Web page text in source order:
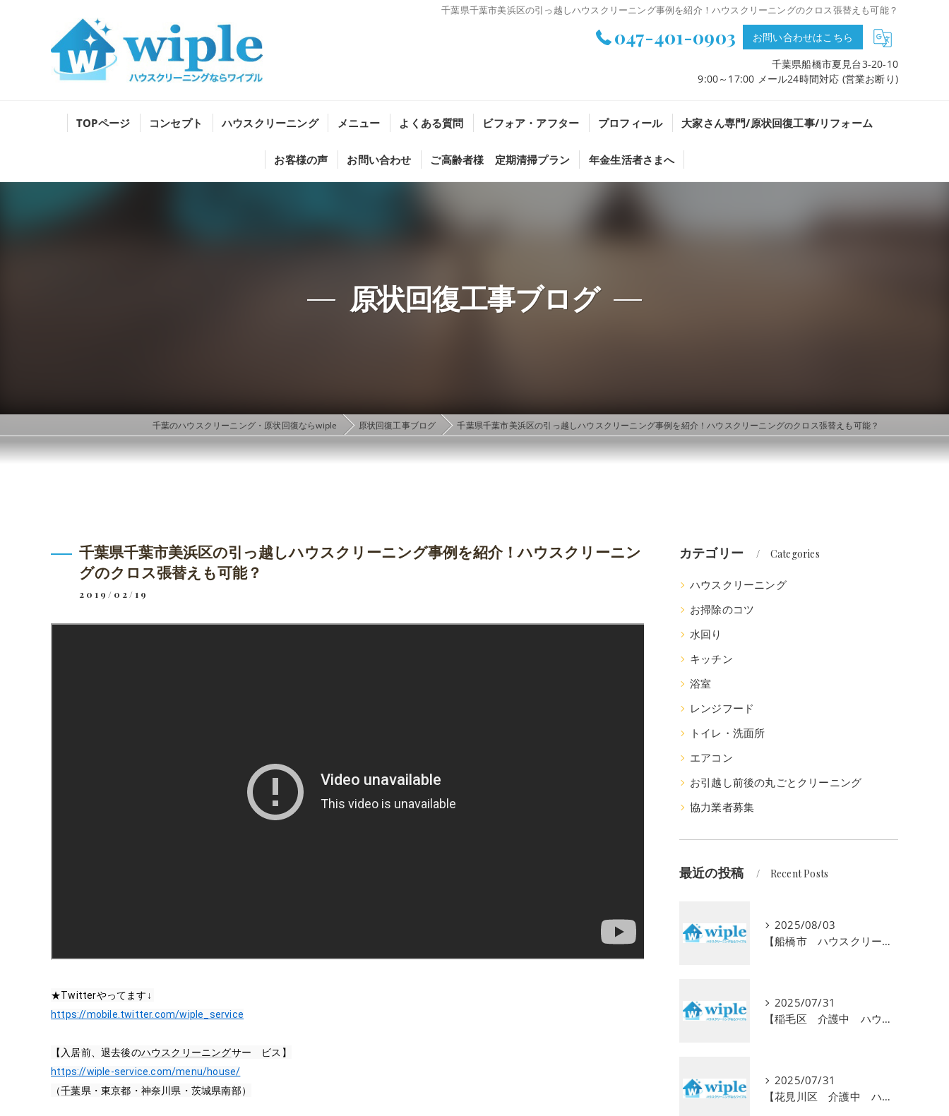
千葉県千葉市美浜区の引っ越しハウスクリーニング事例を紹介！ハウスクリーニングのクロス張替えも可能？
047-401-0903 お問い合わせはこちら
千葉県船橋市夏見台3-20-10
9:00～17:00 メール24時間対応 (営業お断り)
TOPページ コンセプト ハウスクリーニング メニュー よくある質問 ビフォア・アフター プロフィール 大家さん専門/原状回復工事/リフォーム
お客様の声 お問い合わせ ご高齢者様 定期清掃プラン 年金生活者さまへ
原状回復工事ブログ
千葉のハウスクリーニング・原状回復ならwiple 原状回復工事ブログ 千葉県千葉市美浜区の引っ越しハウスクリーニング事例を紹介！ハウスクリーニングのクロス張替えも可能？
千葉県千葉市美浜区の引っ越しハウスクリーニング事例を紹介！ハウスクリーニン
グのクロス張替えも可能？
2019/02/19
★Twitterやってます↓
https://mobile.twitter.com/wiple_service
【入居前、退去後のハウスクリーニングサー　ビス】
https://wiple-service.com/menu/house/
（千葉県・東京都・神奈川県・茨城県南部）
カテゴリー Categories
ハウスクリーニング
お掃除のコツ
水回り
キッチン
浴室
レンジフード
トイレ・洗面所
エアコン
お引越し前後の丸ごとクリーニング
協力業者募集
最近の投稿 Recent Posts
2025/08/03
【船橋市 ハウスクリーニング 大掃除 水回り】高齢者向けの定期清掃サービスをご紹介！ 初回お試し半額キャンペーン実施中
2025/07/31
【稲毛区 介護中 ハウスクリーニング】介護で忙しいあなたに初回お試し半額キャンペーン！安心の高齢者専門サービスで毎日の暮らしをサポート
2025/07/31
【花見川区 介護中 ハウスクリーニング】介護で忙しいあなたへ。初回半額キャンペーンで水回りのプロ清掃を体験しませんか？